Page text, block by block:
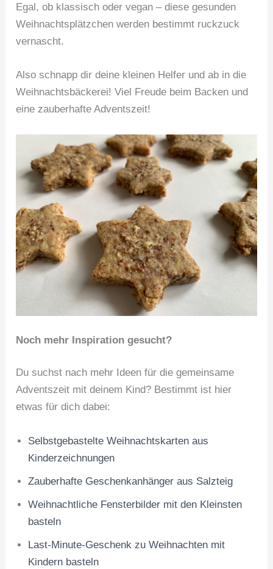
Egal, ob klassisch oder vegan – diese gesunden
Weihnachtsplätzchen werden bestimmt ruckzuck
vernascht.
Also schnapp dir deine kleinen Helfer und ab in die
Weihnachtsbäckerei! Viel Freude beim Backen und
eine zauberhafte Adventszeit!
Noch mehr Inspiration gesucht?
Du suchst nach mehr Ideen für die gemeinsame
Adventszeit mit deinem Kind? Bestimmt ist hier
etwas für dich dabei:
Selbstgebastelte Weihnachtskarten aus
Kinderzeichnungen
Zauberhafte Geschenkanhänger aus Salzteig
Weihnachtliche Fensterbilder mit den Kleinsten
basteln
Last-Minute-Geschenk zu Weihnachten mit
Kindern basteln